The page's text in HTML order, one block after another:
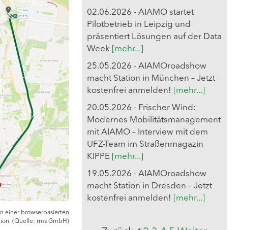
einer browserbasierten
(Quelle: rms GmbH)
02.06.2026 - AIAMO startet
Pilotbetrieb in Leipzig und
präsentiert Lösungen auf der Data
Week
[mehr...]
25.05.2026 - AIAMOroadshow
macht Station in München – Jetzt
kostenfrei anmelden!
[mehr...]
20.05.2026 - Frischer Wind:
Modernes Mobilitätsmanagement
mit AIAMO – Interview mit dem
UFZ-Team im Straßenmagazin
KIPPE [mehr...]
19.05.2026 - AIAMOroadshow
macht Station in Dresden – Jetzt
kostenfrei anmelden!
[mehr...]